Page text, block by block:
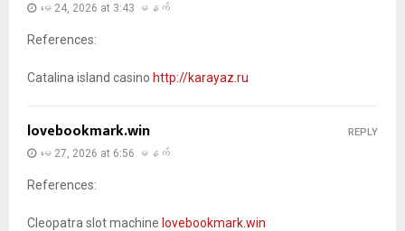
မေ 24, 2026 at 3:43 မနက်
References:
Catalina island casino http://karayaz.ru
lovebookmark.win
မေ 27, 2026 at 6:56 မနက်
References:
Cleopatra slot machine lovebookmark.win
REPLY